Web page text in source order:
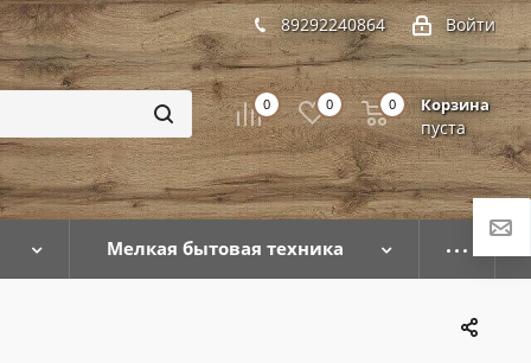
Войти
89292240864
0 0 Корзина
пуста
0
Мелкая бытовая техника